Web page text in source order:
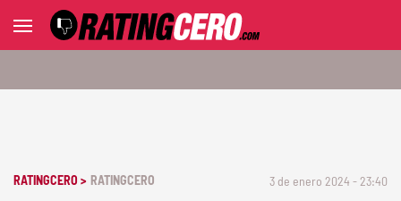
RATINGCERO > RATINGCERO 3 de enero 2024 - 23:40